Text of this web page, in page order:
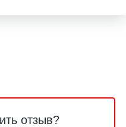
отзыв?